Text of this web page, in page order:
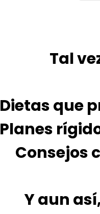
Tal
Dietas que
Planes
Consejos
Y aun